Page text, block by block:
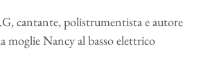
cantante, polistrumentista e autore
moglie Nancy al basso elettrico